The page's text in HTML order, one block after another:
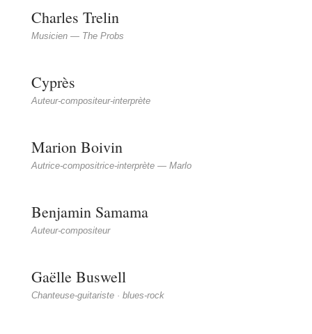
Charles Trelin
Musicien — The Probs
Cyprès
Auteur-compositeur-interprète
Marion Boivin
Autrice-compositrice-interprète — Marlo
Benjamin Samama
Auteur-compositeur
Gaëlle Buswell
Chanteuse-guitariste · blues-rock